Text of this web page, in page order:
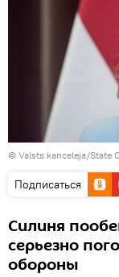
© Valsts kanceleja/State
Подписаться
Силиня
серьезно
обороны